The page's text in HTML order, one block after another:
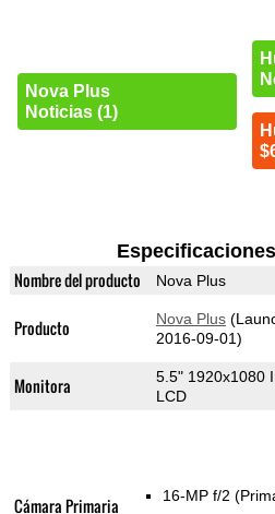
Nova Plus
Noticias (1)
Nombre del producto Nova Plus
Producto Nova Plus
2016-09-01)
Monitora
5.5" 1920x1080
LCD
Cámara Primaria 16-MP f/2